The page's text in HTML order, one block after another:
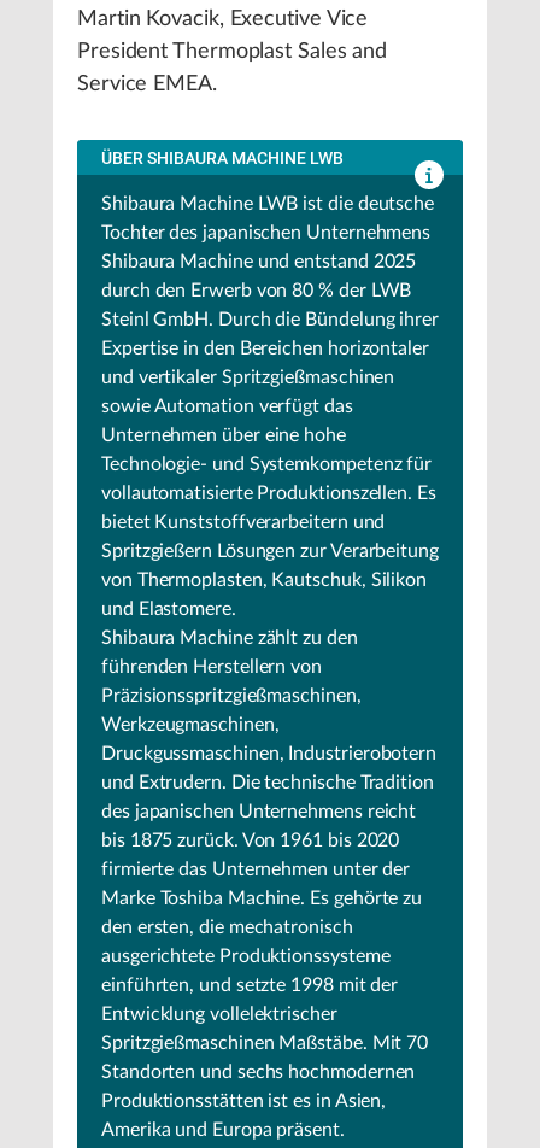
Martin Kovacik, Executive Vice
President Thermoplast Sales and
Service EMEA.
ÜBER SHIBAURA MACHINE LWB
Shibaura Machine LWB ist die deutsche
Tochter des japanischen Unternehmens
Shibaura Machine und entstand 2025
durch den Erwerb von 80 % der LWB
Steinl GmbH. Durch die Bündelung ihrer
Expertise in den Bereichen horizontaler
und vertikaler Spritzgießmaschinen
sowie Automation verfügt das
Unternehmen über eine hohe
Technologie- und Systemkompetenz für
vollautomatisierte Produktionszellen. Es
bietet Kunststoffverarbeitern und
Spritzgießern Lösungen zur Verarbeitung
von Thermoplasten, Kautschuk, Silikon
und Elastomere.
Shibaura Machine zählt zu den
führenden Herstellern von
Präzisionsspritzgießmaschinen,
Werkzeugmaschinen,
Druckgussmaschinen, Industrierobotern
und Extrudern. Die technische Tradition
des japanischen Unternehmens reicht
bis 1875 zurück. Von 1961 bis 2020
firmierte das Unternehmen unter der
Marke Toshiba Machine. Es gehörte zu
den ersten, die mechatronisch
ausgerichtete Produktionssysteme
einführten, und setzte 1998 mit der
Entwicklung vollelektrischer
Spritzgießmaschinen Maßstäbe. Mit 70
Standorten und sechs hochmodernen
Produktionsstätten ist es in Asien,
Amerika und Europa präsent.